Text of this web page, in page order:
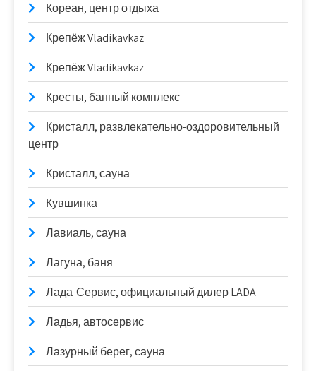
Кореан, центр отдыха
Крепёж Vladikavkaz
Крепёж Vladikavkaz
Кресты, банный комплекс
Кристалл, развлекательно-оздоровительный
центр
Кристалл, сауна
Кувшинка
Лавиаль, сауна
Лагуна, баня
Лада-Сервис, официальный дилер LADA
Ладья, автосервис
Лазурный берег, сауна